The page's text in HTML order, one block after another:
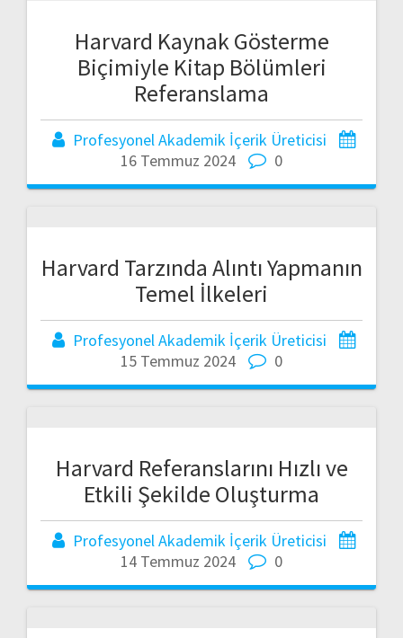
Harvard Kaynak Gösterme
Biçimiyle Kitap Bölümleri
Referanslama
Profesyonel Akademik İçerik Üreticisi
16 Temmuz 2024
0
Harvard Tarzında Alıntı Yapmanın
Temel İlkeleri
Profesyonel Akademik İçerik Üreticisi
15 Temmuz 2024
0
Harvard Referanslarını Hızlı ve
Etkili Şekilde Oluşturma
Profesyonel Akademik İçerik Üreticisi
14 Temmuz 2024
0